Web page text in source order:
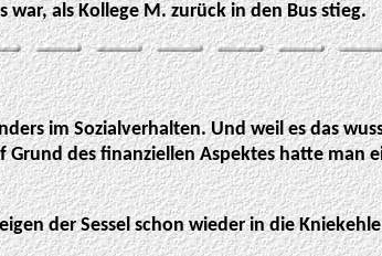
war, als Kollege M. zurück in den Bus stieg.
im Sozialverhalten. Und weil es das
des finanziellen Aspektes hatte
der Sessel schon wieder in die